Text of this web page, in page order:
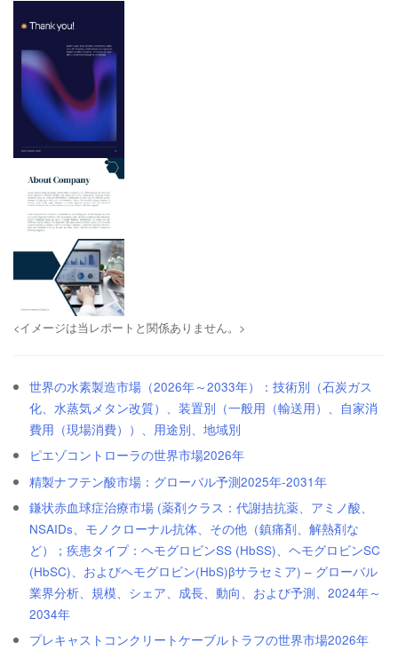
<イメージは当レポートと関係ありません。>
世界の水素製造市場（2026年～2033年）：技術別（石炭ガス
化、水蒸気メタン改質）、装置別（一般用（輸送用）、自家消
費用（現場消費））、用途別、地域別
ピエゾコントローラの世界市場2026年
精製ナフテン酸市場：グローバル予測2025年-2031年
鎌状赤血球症治療市場 (薬剤クラス：代謝拮抗薬、アミノ酸、
NSAIDs、モノクローナル抗体、その他（鎮痛剤、解熱剤な
ど）；疾患タイプ：ヘモグロビンSS (HbSS)、ヘモグロビンSC
(HbSC)、およびヘモグロビン(HbS)βサラセミア) – グローバル
業界分析、規模、シェア、成長、動向、および予測、2024年～
2034年
プレキャストコンクリートケーブルトラフの世界市場2026年